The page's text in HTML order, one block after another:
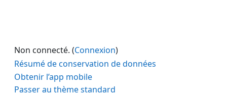
Non connecté. (Connexion)
Résumé de conservation de données
Obtenir l’app mobile
Passer au thème standard